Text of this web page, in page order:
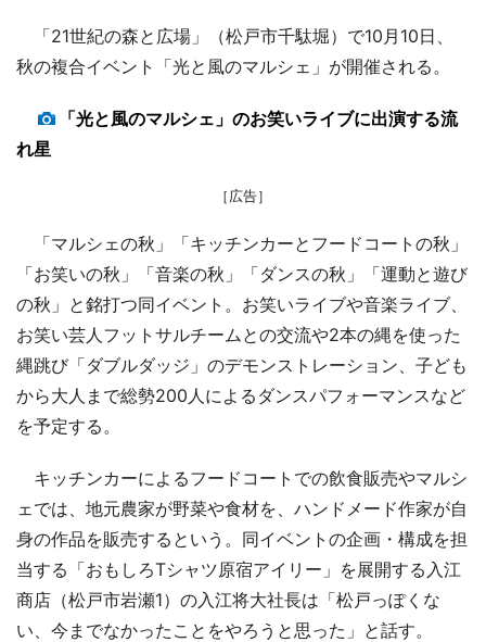
「21世紀の森と広場」（松戸市千駄堀）で10月10日、
秋の複合イベント「光と風のマルシェ」が開催される。
「光と風のマルシェ」のお笑いライブに出演する流
れ星
［広告］
「マルシェの秋」「キッチンカーとフードコートの秋」
「お笑いの秋」「音楽の秋」「ダンスの秋」「運動と遊び
の秋」と銘打つ同イベント。お笑いライブや音楽ライブ、
お笑い芸人フットサルチームとの交流や2本の縄を使った
縄跳び「ダブルダッジ」のデモンストレーション、子ども
から大人まで総勢200人によるダンスパフォーマンスなど
を予定する。
キッチンカーによるフードコートでの飲食販売やマルシ
ェでは、地元農家が野菜や食材を、ハンドメード作家が自
身の作品を販売するという。同イベントの企画・構成を担
当する「おもしろTシャツ原宿アイリー」を展開する入江
商店（松戸市岩瀬1）の入江将大社長は「松戸っぽくな
い、今までなかったことをやろうと思った」と話す。